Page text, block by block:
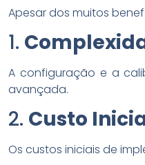
Apesar dos muitos
1.
A configuração e a
avançada.
2. Custo
Os custos iniciais de